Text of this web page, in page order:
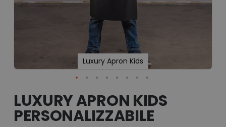
Luxury Apron Kids
all'inizio
della
galleria
di
LUXURY APRON KIDS